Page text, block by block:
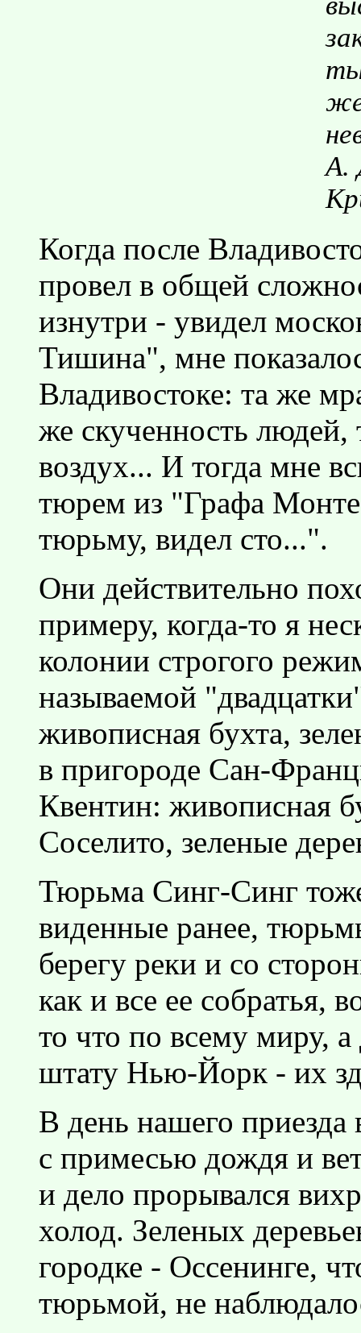
А.
Когда после
провел в общей
изнутри - увидел
Тишина", мне
Владивостоке: та же
же скученность людей,
воздух... И тогда мне
тюрем из "Графа
тюрьму, видел сто...".
Они действительно
примеру, когда-то я
колонии строгого
называемой
живописная бухта,
в пригороде Сан-
Квентин: живописная
Соселито, зеленые
Тюрьма Синг-Синг
виденные ранее,
берегу реки и со
как и все ее собратья,
то что по всему миру,
штату Нью-Йорк - их
В день нашего
с примесью дождя и
и дело прорывался
холод. Зеленых
городке - Оссенинге,
тюрьмой, не